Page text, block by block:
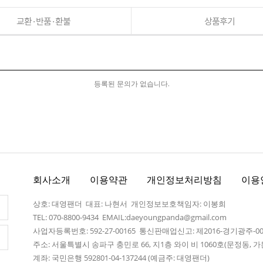
교환·반품·환불 상품후기
등록된 문의가 없습니다.
회사소개 이용약관 개인정보처리방침 이용
상호: 대영팬더 대표: 나현서 개인정보보호책임자: 이봉희
TEL: 070-8800-9434 EMAIL:daeyoungpanda@gmail.com
사업자등록번호: 592-27-00165 통신판매업신고: 제2016-경기광주-
주소: 서울특별시 송파구 충민로 66, 지1층 와이 비 1060호(문정동,
계좌: 국민은행 592801-04-137244 (예금주: 대영팬더)